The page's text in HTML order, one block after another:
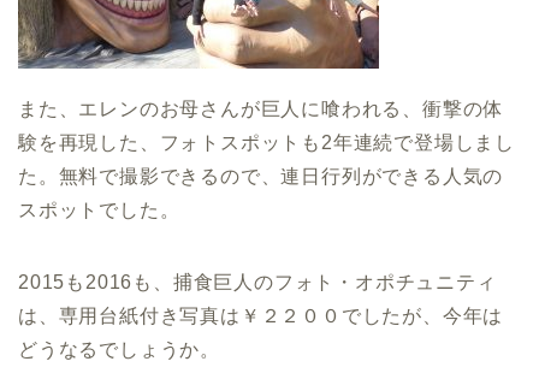
また、エレンのお母さんが巨人に喰われる、衝撃の体
験を再現した、フォトスポットも2年連続で登場しまし
た。無料で撮影できるので、連日行列ができる人気の
スポットでした。
2015も2016も、捕食巨人のフォト・オポチュニティ
は、専用台紙付き写真は￥２２００でしたが、今年は
どうなるでしょうか。